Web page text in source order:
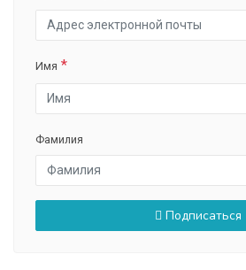
Имя
Фамилия
Подписаться